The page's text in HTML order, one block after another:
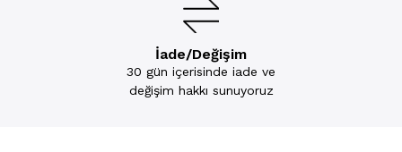
İade/Değişim
30 gün içerisinde iade ve
değişim hakkı sunuyoruz